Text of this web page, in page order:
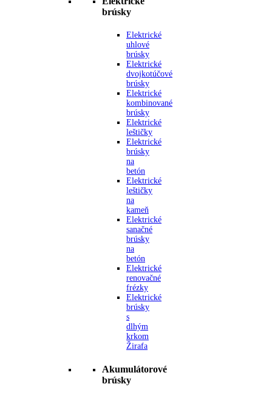
brúsky
Elektrické
uhlové
brúsky
Elektrické
dvojkotúčové
brúsky
Elektrické
kombinované
brúsky
Elektrické
leštičky
Elektrické
brúsky
na
betón
Elektrické
leštičky
na
kameň
Elektrické
sanačné
brúsky
na
betón
Elektrické
renovačné
frézky
Elektrické
brúsky
s
dlhým
krkom
Žirafa
Akumulátorové
brúsky